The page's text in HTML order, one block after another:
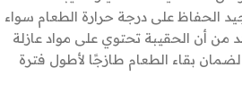
الحفاظ على درجة حرارة الطعام سواء
من أن الحقيبة تحتوي على مواد عازلة
لضمان بقاء الطعام طازجًا لأطول فترة